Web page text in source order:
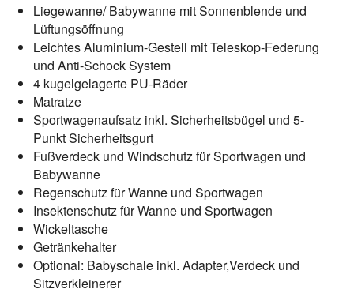
Liegewanne/ Babywanne mit Sonnenblende und
Lüftungsöffnung
Leichtes Aluminium-Gestell mit Teleskop-Federung
und Anti-Schock System
4 kugelgelagerte PU-Räder
Matratze
Sportwagenaufsatz inkl. Sicherheitsbügel und 5-
Punkt Sicherheitsgurt
Fußverdeck und Windschutz für Sportwagen und
Babywanne
Regenschutz für Wanne und Sportwagen
Insektenschutz für Wanne und Sportwagen
Wickeltasche
Getränkehalter
Optional: Babyschale inkl. Adapter,Verdeck und
Sitzverkleinerer